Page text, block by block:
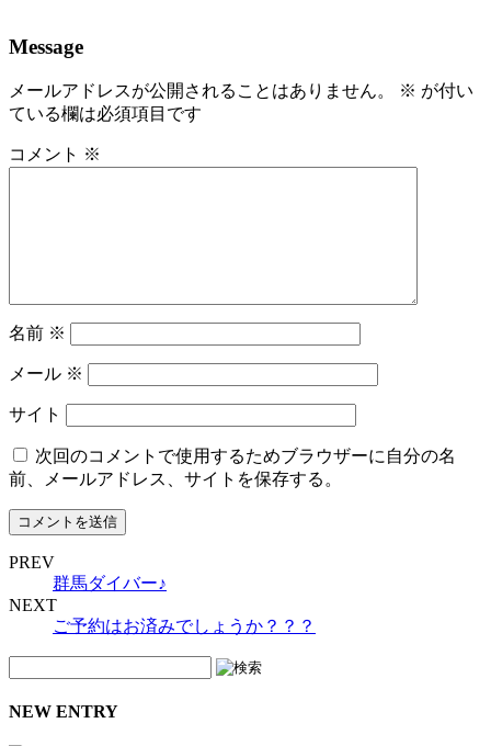
Message
メールアドレスが公開されることはありません。 ※ が付い
ている欄は必須項目です
コメント ※
名前 ※
メール ※
サイト
次回のコメントで使用するためブラウザーに自分の名
前、メールアドレス、サイトを保存する。
PREV
群馬ダイバー♪
NEXT
ご予約はお済みでしょうか？？？
NEW ENTRY